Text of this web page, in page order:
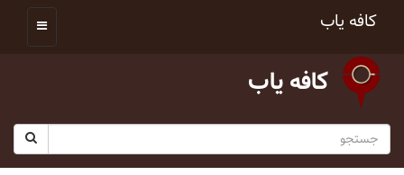
کافه یاب
کافه یاب